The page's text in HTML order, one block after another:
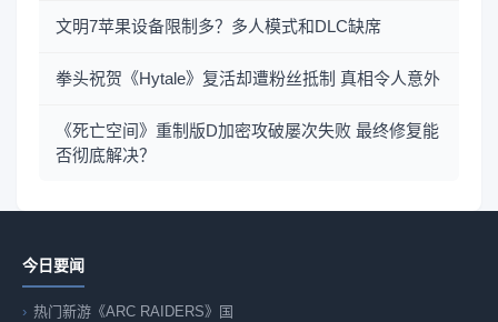
文明7苹果设备限制多？多人模式和DLC缺席
拳头祝贺《Hytale》复活却遭粉丝抵制 真相令人意外
《死亡空间》重制版D加密攻破屡次失败 最终修复能
否彻底解决？
今日要闻
热门新游《ARC RAIDERS》国